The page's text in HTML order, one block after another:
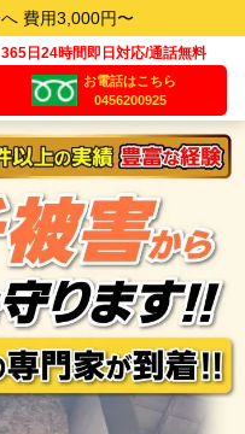
費用3,000円〜
365日24時間即日対応/通話無料
お電話はこちら
0456200925